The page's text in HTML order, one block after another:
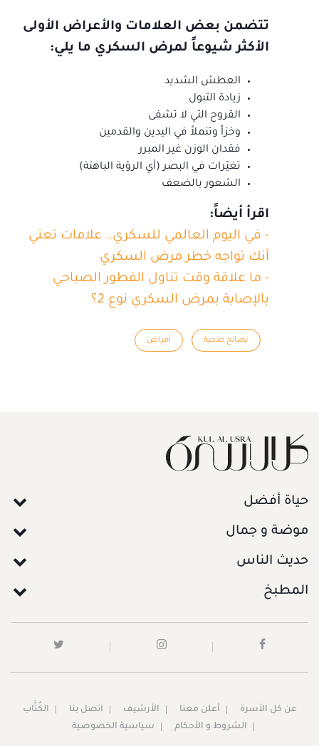
تتضمن بعض العلامات والأعراض الأولى
الأكثر شيوعاً لمرض السكري ما يلي:
العطش الشديد
زيادة التبول
القروح التي لا تشفى
وخزاً وتنملاً في اليدين والقدمين
فقدان الوزن غير المبرر
تغيّرات في البصر (أي الرؤية الباهتة)
الشعور بالضعف
اقرأ أيضاً:
- في اليوم العالمي للسكري.. علامات تعني
أنك تواجه خطر مرض السكري
- ما علاقة وقت تناول الفطور الصباحي
بالإصابة بمرض السكري نوع 2؟
نصائح صحية أمراض
حياة أفضل
موضة و جمال
حديث الناس
المطبخ
عن كل الأسرة أعلن معنا الأرشيف اتصل بنا
الكُتَّاب
الشروط و الأحكام
سياسية الخصوصية